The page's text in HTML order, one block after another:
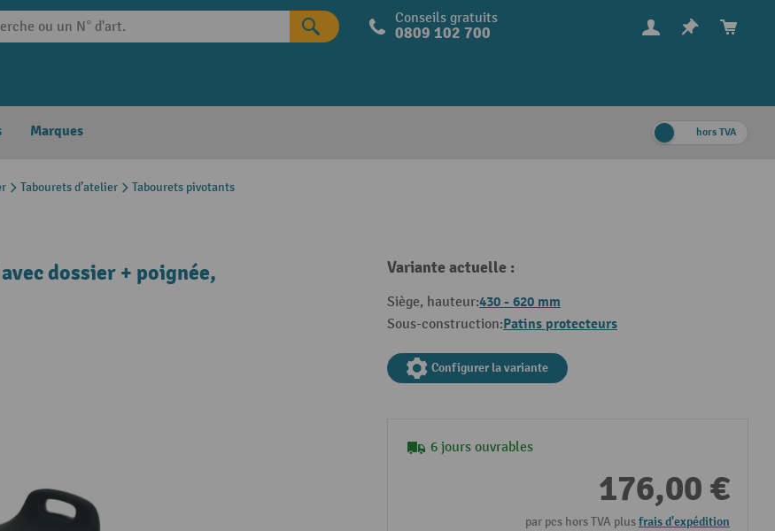
Conseils gratuits
0809 102 700
Marques hors TVA
Tabourets d’atelier Tabourets pivotants
dossier + poignée,
Variante actuelle :
Siège, hauteur:430 - 620 mm
Sous-construction:Patins protecteurs
Configurer la variante
6 jours ouvrables
176,00 €
par pcs hors TVA plusfrais d'expédition